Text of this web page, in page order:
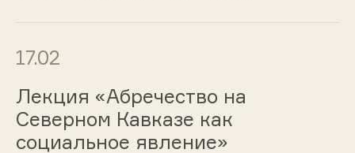
17.02
Лекция «Абречество на
Северном Кавказе как
социальное явление»